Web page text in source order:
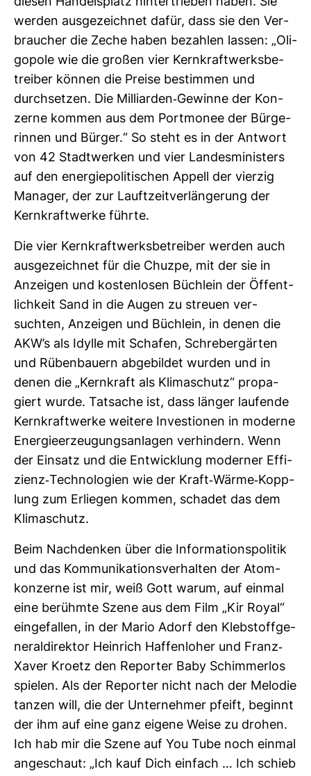
werden aus­ge­zeichnet dafür, dass sie den Ver­
brau­cher die Zeche haben bezahlen lassen: „Oli­
go­pole wie die großen vier Kern­kraft­werks­be­
treiber können die Preise bestimmen und
durch­setzen. Die Mil­li­arden-​Gewinne der Kon­
zerne kommen aus dem Port­monee der Bür­ge­
rinnen und Bürger.“ So steht es in der Ant­wort
von 42 Stadt­werken und vier Lan­des­mi­nis­ters
auf den ener­gie­po­li­ti­schen Appell der vierzig
Manager, der zur Lauft­zeit­ver­län­ge­rung der
Kern­kraft­werke führte.
Die vier Kern­kraft­werks­be­treiber werden auch
aus­ge­zeichnet für die Chuzpe, mit der sie in
Anzeigen und kos­ten­losen Büch­lein der Öffent­
lich­keit Sand in die Augen zu streuen ver­
suchten, Anzeigen und Büch­lein, in denen die
AKW’s als Idylle mit Schafen, Schre­ber­gärten
und Rüben­bauern abge­bildet wurden und in
denen die „Kern­kraft als Kli­ma­schutz“ pro­pa­
giert wurde. Tat­sache ist, dass länger lau­fende
Kern­kraft­werke wei­tere Inves­tionen in moderne
Ener­gie­er­zeu­gungs­an­lagen ver­hin­dern. Wenn
der Ein­satz und die Ent­wick­lung moderner Effi­
zienz-​Tech­no­lo­gien wie der Kraft-​Wärme-​Kopp­
lung zum Erliegen kommen, schadet das dem
Kli­ma­schutz.
Beim Nach­denken über die Infor­ma­ti­ons­po­litik
und das Kom­mu­ni­ka­ti­ons­ver­halten der Atom­
kon­zerne ist mir, weiß Gott warum, auf einmal
eine berühmte Szene aus dem Film „Kir Royal“
ein­ge­fallen, in der Mario Adorf den Kleb­stoff­ge­
ne­ral­di­rektor Hein­rich Haf­fen­loher und Franz-​
Xaver Kroetz den Reporter Baby Schim­merlos
spielen. Als der Reporter nicht nach der Melodie
tanzen will, die der Unter­nehmer pfeift, beginnt
der ihm auf eine ganz eigene Weise zu drohen.
Ich hab mir die Szene auf You Tube noch einmal
ange­schaut: „Ich kauf Dich ein­fach … Ich schieb